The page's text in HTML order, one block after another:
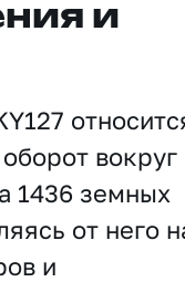
и
вокруг
1436 земных
от него
и